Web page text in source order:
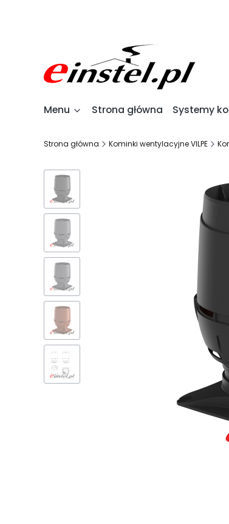
Menu Strona główna Systemy
Strona główna Kominki wentylacyjne VILPE